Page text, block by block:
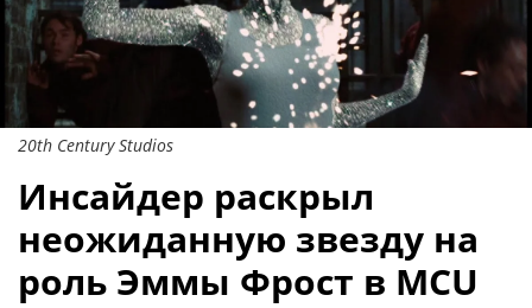
20th Century Studios
Инсайдер раскрыл
неожиданную звезду на
роль Эммы Фрост в MCU